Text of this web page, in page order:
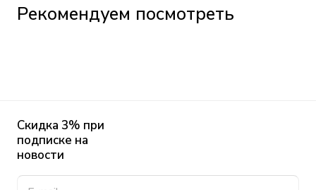
Рекомендуем посмотреть
Скидка 3% при
подписке на
новости